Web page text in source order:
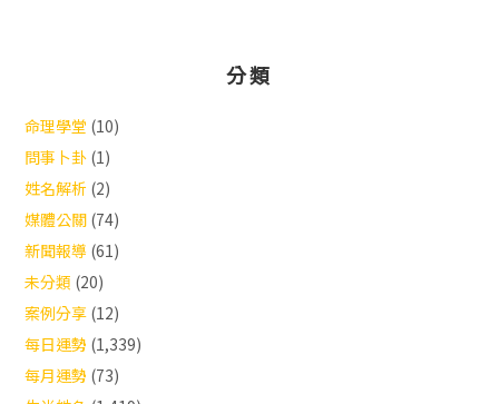
分類
命理學堂 (10)
問事卜卦 (1)
姓名解析 (2)
媒體公關 (74)
新聞報導 (61)
未分類 (20)
案例分享 (12)
每日運勢 (1,339)
每月運勢 (73)